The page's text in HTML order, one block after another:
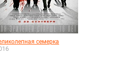
семерка